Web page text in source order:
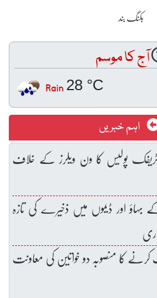
بکنگ بند
آج کا موسم
28 °C
Rain
اہم خبریں
پولیس کا ون ویلرز کے خلاف
بہاؤ اور ڈیموں میں ذخیرے کی تازہ
کرنے کا منصوبہ دو خواتین کی معاونت